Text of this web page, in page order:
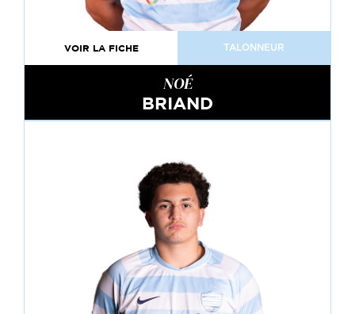
VOIR LA FICHE TALONNEUR
NOÉ
BRIAND